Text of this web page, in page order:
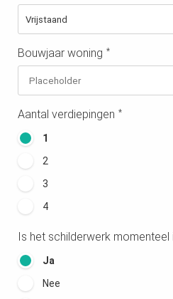
Bouwjaar woning *
Aantal verdiepingen *
1
2
3
4
Is het schilderwerk
Ja
Nee